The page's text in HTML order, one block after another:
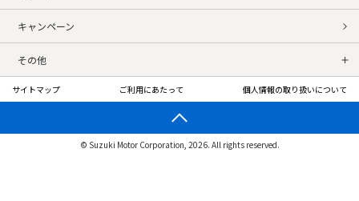
キャンペーン
その他
サイトマップ ご利用にあたって 個人情報の取り扱いについて
© Suzuki Motor Corporation, 2026. All rights reserved.